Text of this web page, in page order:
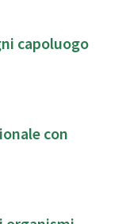
capoluogo
con